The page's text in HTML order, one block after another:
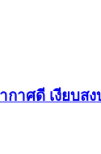
าศดี เงียบสง